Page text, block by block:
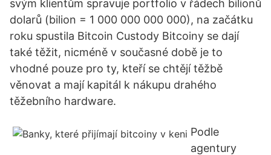
svým klientům spravuje portfolio v řádech bilionů
dolarů (bilion = 1 000 000 000 000), na začátku
roku spustila Bitcoin Custody Bitcoiny se dají
také těžit, nicméně v současné době je to
vhodné pouze pro ty, kteří se chtějí těžbě
věnovat a mají kapitál k nákupu drahého
těžebního hardware.
Podle
agentury